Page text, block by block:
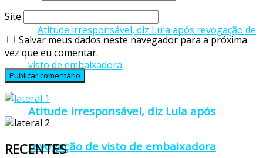
Atitude irresponsável, diz Lula após
revogação de visto de embaixadora
Site
Salvar meus dados neste navegador para a próxima
vez que eu comentar.
RECENTES